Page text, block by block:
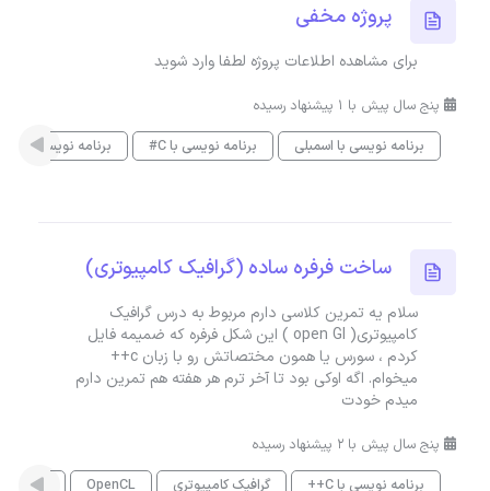
پروژه مخفی
برای مشاهده اطلاعات پروژه لطفا وارد شوید
پنج سال پیش با 1 پیشنهاد رسیده
برنامه نویسی با اسمبلی
برنامه نویسی با C# برنامه نویسی با C++
ساخت فرفره ساده (گرافیک کامپیوتری)
سلام یه تمرین کلاسی دارم مربوط به درس گرافیک
کامپیوتری( open Gl ) این شکل فرفره که ضمیمه فایل
کردم ، سورس یا همون مختصاتش رو با زبان c++
میخوام. اگه اوکی بود تا آخر ترم هر هفته هم تمرین دارم
میدم خودت
پنج سال پیش با 2 پیشنهاد رسیده
برنامه نویسی با C++
گرافیک کامپیوتری OpenCL